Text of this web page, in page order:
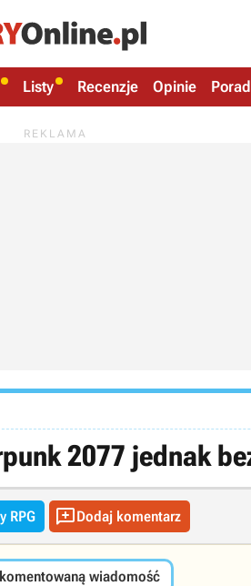
Listy Recenzje Opinie
2077 jednak
RPG Dodaj komentarz
wiadomość